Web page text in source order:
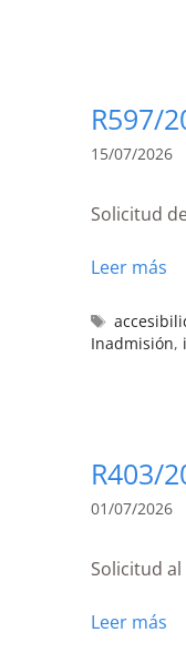
R597/
15/07/2026
Solicitud
Leer más
Inadmisión,
R403/
01/07/2026
Solicitud
Leer más